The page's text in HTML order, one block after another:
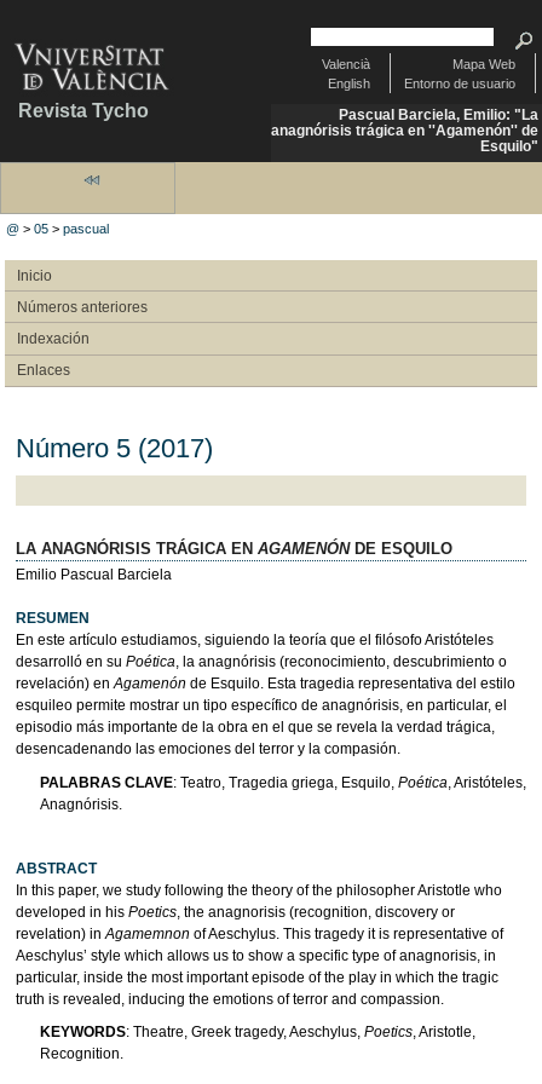
Revista Tycho
Mapa Web
Entorno de usuario
Valencià
English
Pascual Barciela, Emilio: "La
anagnórisis trágica en ''Agamenón'' de
Esquilo"
@ >05 >pascual
Inicio
Números anteriores
Indexación
Enlaces
Número 5 (2017)
LA ANAGNÓRISIS TRÁGICA EN AGAMENÓNDE ESQUILO
Emilio Pascual Barciela
RESUMEN
En este artículo estudiamos, siguiendo la teoría que el filósofo Aristóteles
desarrolló en su Poética, la anagnórisis (reconocimiento, descubrimiento o
revelación) enAgamenón de Esquilo. Esta tragedia representativa del estilo
esquileo permite mostrar un tipo específico de anagnórisis, en particular, el
episodio más importante de la obra en el que se revela la verdad trágica,
desencadenando las emociones del terror y la compasión.
PALABRAS CLAVE: Teatro, Tragedia griega, Esquilo, Poética, Aristóteles,
Anagnórisis.
ABSTRACT
In this paper, we study following the theory of the philosopher Aristotle who
developed in his Poetics, the anagnorisis (recognition, discovery or
revelation) in Agamemnon of Aeschylus. This tragedy it is representative of
Aeschylus’ style which allows us to show a specific type of anagnorisis, in
particular, inside the most important episode of the play in which the tragic
truth is revealed, inducing the emotions of terror and compassion.
KEYWORDS: Theatre, Greek tragedy, Aeschylus, Poetics, Aristotle,
Recognition.